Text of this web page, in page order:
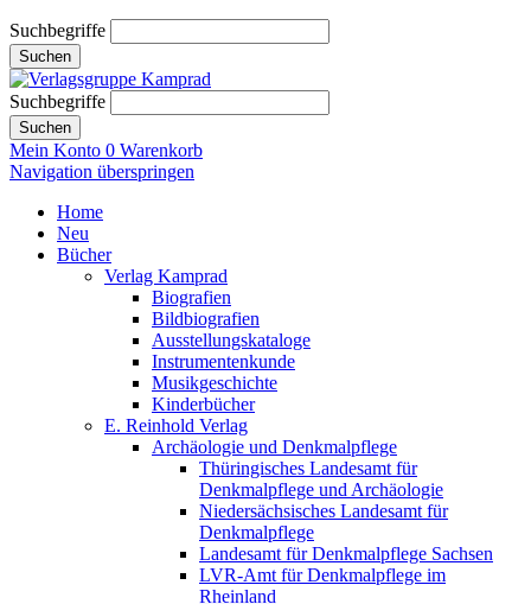
Suchbegriffe
Suchen
Suchbegriffe
Suchen
Mein Konto 0 Warenkorb
Navigation überspringen
Home
Neu
Bücher
Verlag Kamprad
Biografien
Bildbiografien
Ausstellungskataloge
Instrumentenkunde
Musikgeschichte
Kinderbücher
E. Reinhold Verlag
Archäologie und Denkmalpflege
Thüringisches Landesamt für
Denkmalpflege und Archäologie
Niedersächsisches Landesamt für
Denkmalpflege
Landesamt für Denkmalpflege Sachsen
LVR-Amt für Denkmalpflege im
Rheinland